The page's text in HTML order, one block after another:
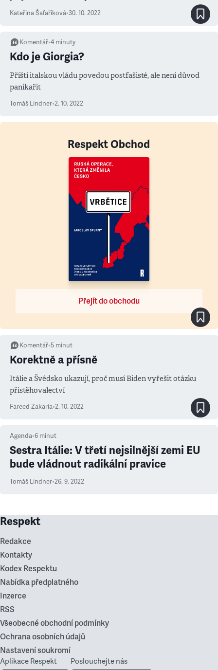
Kateřina Šafaříková•30. 10. 2022
Komentář•4 minuty
Kdo je Giorgia?
Příští italskou vládu povedou postfašisté, ale není důvod
panikařit
Tomáš Lindner•2. 10. 2022
Respekt Obchod
Přejít do obchodu
Komentář•5 minut
Korektně a přísně
Itálie a Švédsko ukazují, proč musí Biden vyřešit otázku
přistěhovalectví
Fareed Zakaria•2. 10. 2022
Agenda•6 minut
Sestra Itálie: V třetí nejsilnější zemi EU
bude vládnout radikální pravice
Tomáš Lindner•26. 9. 2022
Respekt
Redakce
Kontakty
Kodex Respektu
Nabídka předplatného
Inzerce
RSS
Všeobecné obchodní podmínky
Ochrana osobních údajů
Nastavení soukromí
Aplikace Respekt Poslouchejte nás